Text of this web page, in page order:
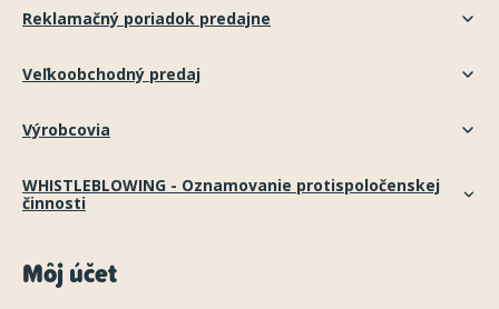
Reklamačný poriadok predajne
Veľkoobchodný predaj
Výrobcovia
WHISTLEBLOWING - Oznamovanie protispoločenskej
činnosti
Môj účet